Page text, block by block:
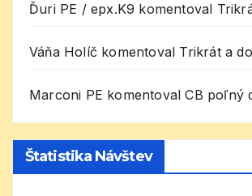
Ďuri PE / epx.K9 komentoval
Váňa Holíč komentoval Trikrát a
Marconi PE komentovalCB poľný
Štatistika Návštev